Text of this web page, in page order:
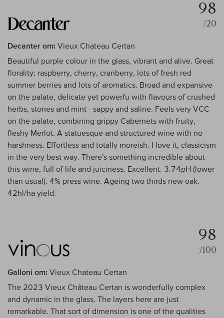
98
/20
Decanter om: Vieux Chateau Certan
Beautiful purple colour in the glass, vibrant and alive. Great
florality; raspberry, cherry, cranberry, lots of fresh red
summer berries and lots of aromatics. Broad and expansive
on the palate, delicate yet powerfu with flavours of crushed
herbs, stones and mint - sappy and saline. Feels very VCC
on the palate, combining grippy Cabernets with fruity,
fleshy Merlot. A statuesque and structured wine with no
harshness. Effortless and totally moreish. I love it, classicism
in the very best way. There’s something incredible about
this wine, full of life and juiciness. Excellent. 3.74pH (lower
than usual). 4% press wine. Ageing two thirds new oak.
42hl/ha yield.
98
/100
Galloni om: Vieux Chateau Certan
The 2023 Vieux Château Certan is wonderfully complex
and dynamic in the glass. The layers here are just
remarkable. That sort of dimension is one of the qualities